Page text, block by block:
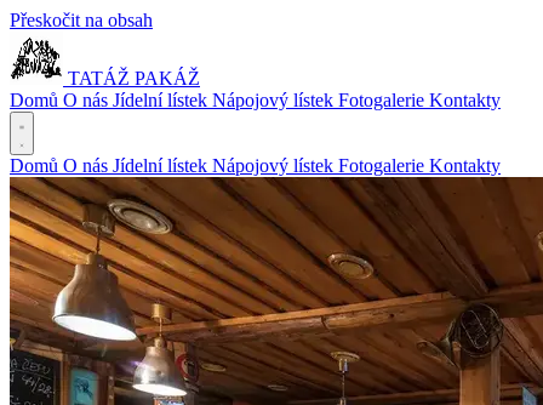
Přeskočit na obsah
TATÁŽ PAKÁŽ
Domů O nás Jídelní lístek Nápojový lístek Fotogalerie Kontakty
Domů O nás Jídelní lístek Nápojový lístek Fotogalerie Kontakty